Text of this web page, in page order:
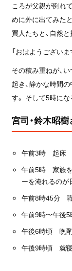
ころが父親が倒れ
めに外に出てみた
買人たちと、自然
「おはようございま
その積み重ねが、
起き、静かな時間
す。 そして5時に
宮司・鈴木昭
午前3時 起床
午前5時 家族を
ーを淹れるのが
午前8時45分
午前9時〜午後
午後6時頃 晩
午後9時頃 就寝